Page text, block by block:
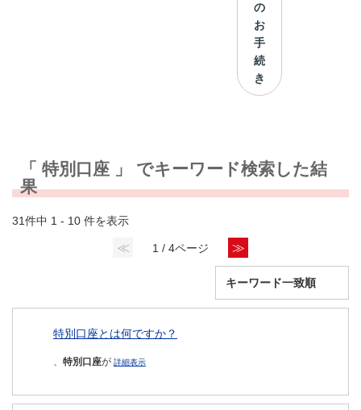
の
お
手
続
き
「 特別口座 」 でキーワード検索した結
果
31件中 1 - 10 件を表示
≪ 1 / 4ページ ≫
特別口座とは何ですか？
、 特別口座が 詳細表示